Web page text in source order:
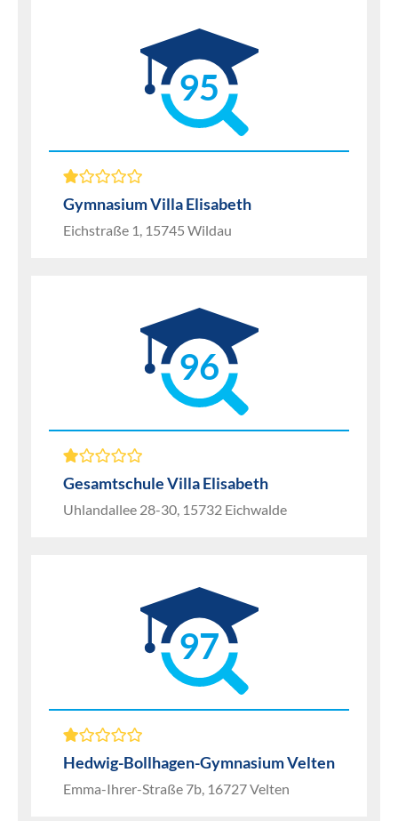
95
Gymnasium Villa Elisabeth
Eichstraße 1, 15745 Wildau
96
Gesamtschule Villa Elisabeth
Uhlandallee 28-30, 15732 Eichwalde
97
Hedwig-Bollhagen-Gymnasium Velten
Emma-Ihrer-Straße 7b, 16727 Velten